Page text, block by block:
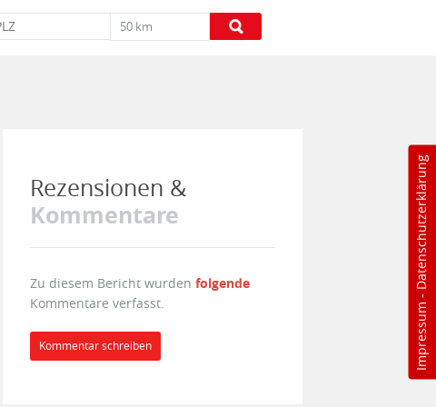
50 km
Impressum
-
Datenschutzerklärung
Rezensionen &
Kommentare
Zu diesem Bericht wurden folgende
Kommentare verfasst.
Kommentar schreiben